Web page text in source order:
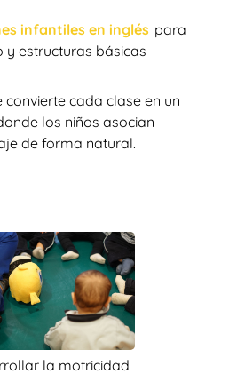
infantiles en inglés para
estructuras básicas
convierte cada clase en un
los niños asocian
de forma natural.
la motricidad